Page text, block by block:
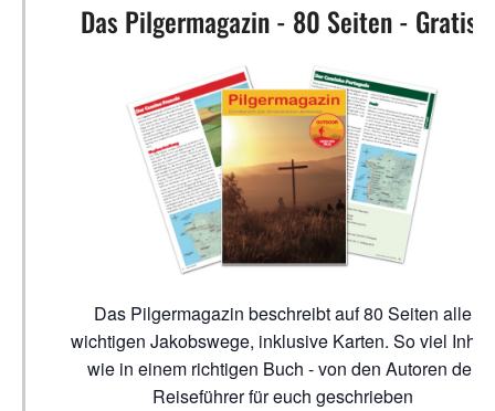
Das Pilgermagazin - 80 Seiten - Gratis!
Das Pilgermagazin beschreibt auf 80 Seiten alle
wichtigen Jakobswege, inklusive Karten. So viel Inhalt
wie in einem richtigen Buch - von den Autoren der
Reiseführer für euch geschrieben